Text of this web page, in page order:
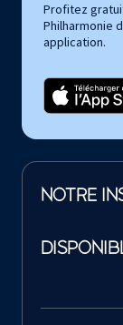
Profitez
Philharmonie
application.
NOTRE